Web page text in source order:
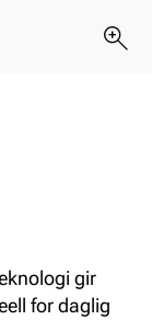
gir
for daglig